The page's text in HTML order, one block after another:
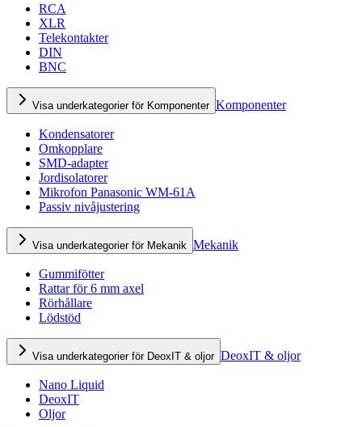
RCA
XLR
Telekontakter
DIN
BNC
Visa underkategorier för Komponenter Komponenter
Kondensatorer
Omkopplare
SMD-adapter
Jordisolatorer
Mikrofon Panasonic WM-61A
Passiv nivåjustering
Visa underkategorier för Mekanik Mekanik
Gummifötter
Rattar för 6 mm axel
Rörhållare
Lödstöd
Visa underkategorier för DeoxIT & oljor DeoxIT & oljor
Nano Liquid
DeoxIT
Oljor